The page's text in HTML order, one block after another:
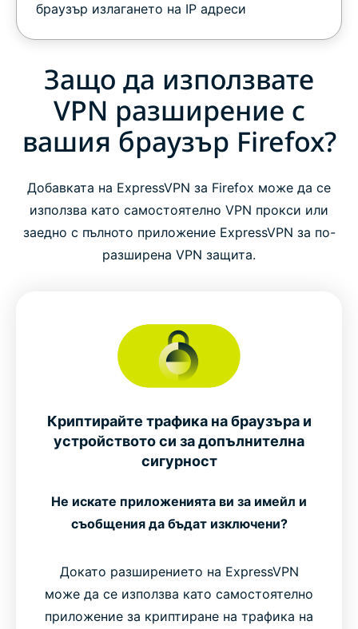
браузър излагането на IP адреси
Защо да използвате
VPN разширение с
вашия браузър Firefox?
Добавката на ExpressVPN за Firefox може да се
използва като самостоятелно VPN прокси или
заедно с пълното приложение ExpressVPN за по-
разширена VPN защита.
Криптирайте трафика на браузъра и
устройството си за допълнителна
сигурност
Не искате приложенията ви за имейл и
съобщения да бъдат изключени?
Докато разширението на ExpressVPN
може да се използва като самостоятелно
приложение за криптиране на трафика на